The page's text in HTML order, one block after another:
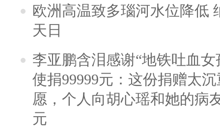
欧洲高温致多瑙河水位降低
天日
李亚鹏含泪感谢“地铁吐血
使捐99999元：这份捐赠太
愿，个人向胡心瑶和她的病
元